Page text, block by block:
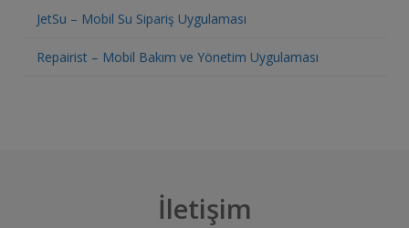
JetSu – Mobil Su Sipariş Uygulaması
Repairist – Mobil Bakım ve Yönetim Uygulaması
İletişim